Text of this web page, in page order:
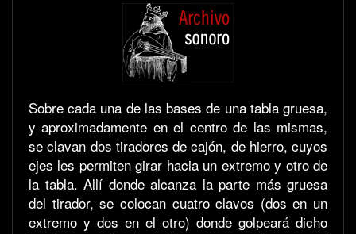
Sobre cada una de las bases de una tabla gruesa,
y aproximadamente en el centro de las mismas,
se clavan dos tiradores de cajón, de hierro, cuyos
ejes les permiten girar hacia un extremo y otro de
la tabla. Allí donde alcanza la parte más gruesa
del tirador, se colocan cuatro clavos (dos en un
extremo y dos en el otro) donde golpeará dicho